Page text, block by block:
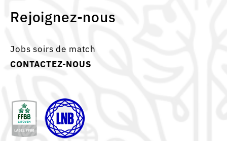
Rejoignez-nous
Jobs soirs de match
CONTACTEZ-NOUS